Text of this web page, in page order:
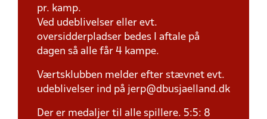
pr. kamp.
Ved udeblivelser eller evt.
oversidderpladser bedes I aftale på
dagen så alle får 4 kampe.
Værtsklubben melder efter stævnet evt.
udeblivelser ind på jerp@dbusjaelland.dk
Der er medaljer til alle spillere. 5:5: 8